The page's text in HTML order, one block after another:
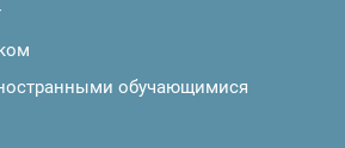
обучающимися